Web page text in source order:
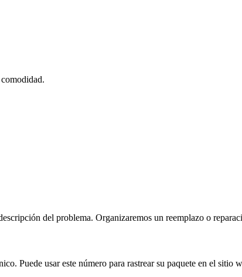
del problema. Organizaremos un reemplazo o
Puede usar este número para rastrear su paquete en el sitio